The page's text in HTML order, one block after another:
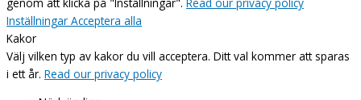
Inställningar Acceptera alla
Kakor
Välj vilken typ av kakor du vill acceptera. Ditt val kommer att sparas
i ett år. Read our privacy policy